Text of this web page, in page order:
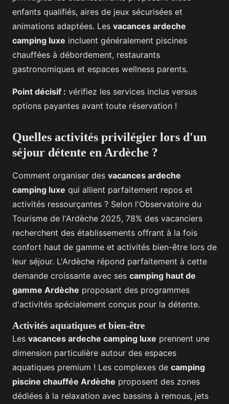
enfants qualifiés, aires de jeux sécurisées et
animations adaptées. Les vacances ardeche
camping luxe incluent généralement piscines
chauffées à débordement, restaurants
gastronomiques et espaces wellness parents.
Point décisif : vérifiez les services inclus versus
options payantes avant toute réservation !
Quelles activités privilégier lors d'un
séjour détente en Ardèche ?
Comment organiser des vacances ardeche
camping luxe qui allient parfaitement repos et
activités ressourçantes ? Selon l'Observatoire du
Tourisme de l'Ardèche 2025, 78% des vacanciers
recherchent des établissements offrant à la fois
confort haut de gamme et activités bien-être lors de
leur séjour. L'Ardèche répond parfaitement à cette
demande croissante avec ses camping haut de
gamme Ardèche proposant des programmes
d'activités spécialement conçus pour la détente.
Activités aquatiques et bien-être
Les vacances ardeche camping luxe prennent une
dimension particulière autour des espaces
aquatiques premium ! Les complexes de camping
piscine chauffée Ardèche proposent des zones
dédiées à la relaxation avec bassins à remous, jets